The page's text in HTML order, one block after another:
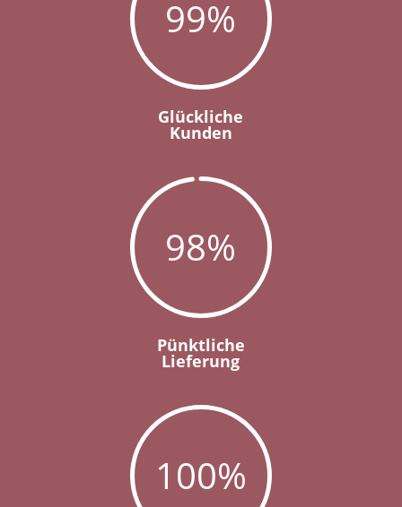
99%
Glückliche
Kunden
98%
Pünktliche
Lieferung
100%